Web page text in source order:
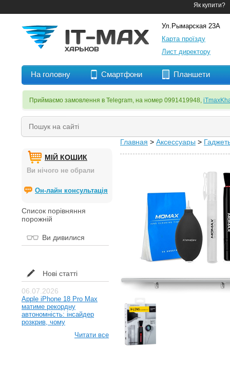
Як купити?
Ул.Рымарская 23А
Карта проїзду
Лист директору
На головну Смартфони Планшети
Приймаємо замовлення в Telegram, на номер 0991419948,
МІЙ КОШИК
Ви нічого не обрали
Он-лайн консультація
Список порівняння
порожній
Ви дивилися
Нові статті
06.07.2026
Apple iPhone 18 Pro Max
матиме рекордну
автономність: інсайдер
розкрив, чому
Читати все
Главная > Аксессуары >